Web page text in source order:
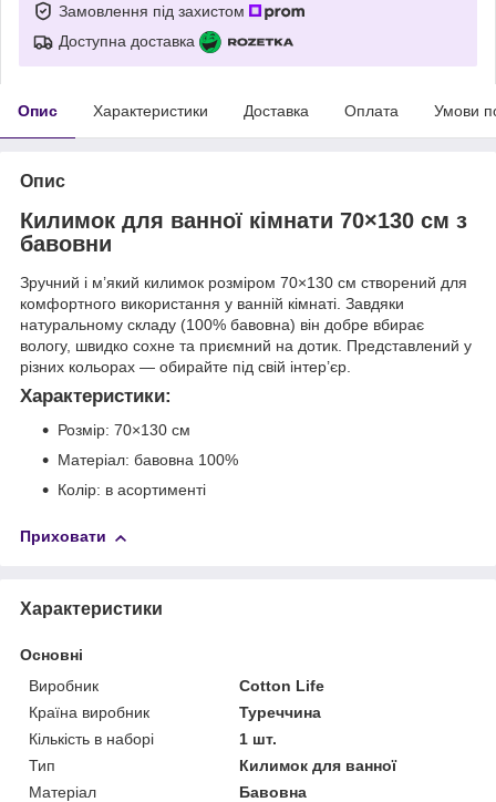
Замовлення під захистом
Доступна доставка
Опис Характеристики Доставка Оплата Умови
Опис
Килимок для ванної кімнати 70×130 см з
бавовни
Зручний і м’який килимок розміром 70×130 см створений для
комфортного використання у ванній кімнаті. Завдяки
натуральному складу (100% бавовна) він добре вбирає
вологу, швидко сохне та приємний на дотик. Представлений у
різних кольорах — обирайте під свій інтер’єр.
Характеристики:
Розмір: 70×130 см
Матеріал: бавовна 100%
Колір: в асортименті
Приховати
Характеристики
Основні
Виробник
Cotton Life
Країна виробник
Туреччина
Кількість в наборі
1 шт.
Тип
Килимок для ванної
Матеріал
Бавовна